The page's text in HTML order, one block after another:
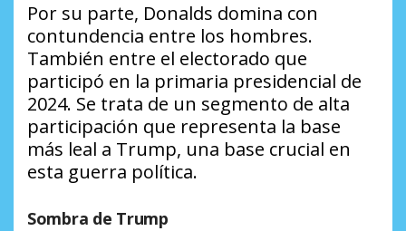
Por su parte, Donalds domina con
contundencia entre los hombres.
También entre el electorado que
participó en la primaria presidencial de
2024. Se trata de un segmento de alta
participación que representa la base
más leal a Trump, una base crucial en
esta guerra política.
Sombra de Trump